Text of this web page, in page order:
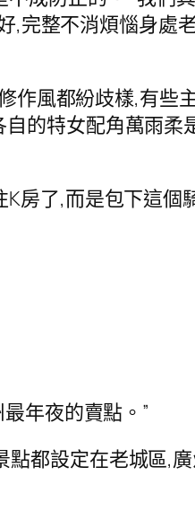
完整不消煩惱身處
風都紛歧樣,有些
的特女配角萬雨
房了,而是包下這
年夜的賣點。”
都設定在老城區,